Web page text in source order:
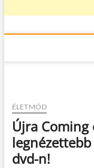
ÉLETMÓD
Újra
dvd-n!